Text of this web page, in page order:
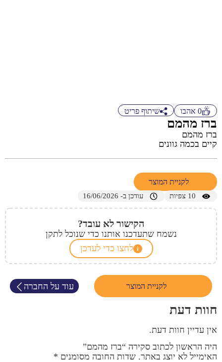
0 אהבו שיתוף פריט
ברז מהמם
ברז מהמם
קיים בכמה גוונים
לקניית המוצר
10 צפיות עודכן ב- 16/06/2026
הקישור לא עובד?
נשמח שתעדכנו אותנו כדי שנוכל לתקן
לחצו כדי לעדכן
לקניית המוצר עוד על החברה
חוות דעת
אין עדיין חוות דעת.
היה הראשון לכתוב סקירה “ברז מהמם”
האימייל לא יוצג באתר. שדות החובה מסומנים *